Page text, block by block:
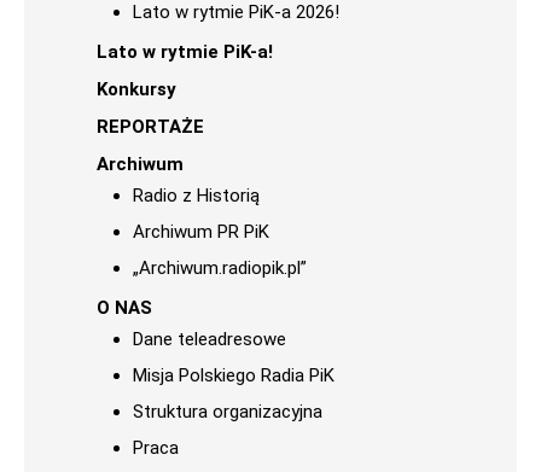
Lato w rytmie PiK-a 2026!
Lato w rytmie PiK-a!
Konkursy
REPORTAŻE
Archiwum
Radio z Historią
Archiwum PR PiK
„Archiwum.radiopik.pl”
O NAS
Dane teleadresowe
Misja Polskiego Radia PiK
Struktura organizacyjna
Praca